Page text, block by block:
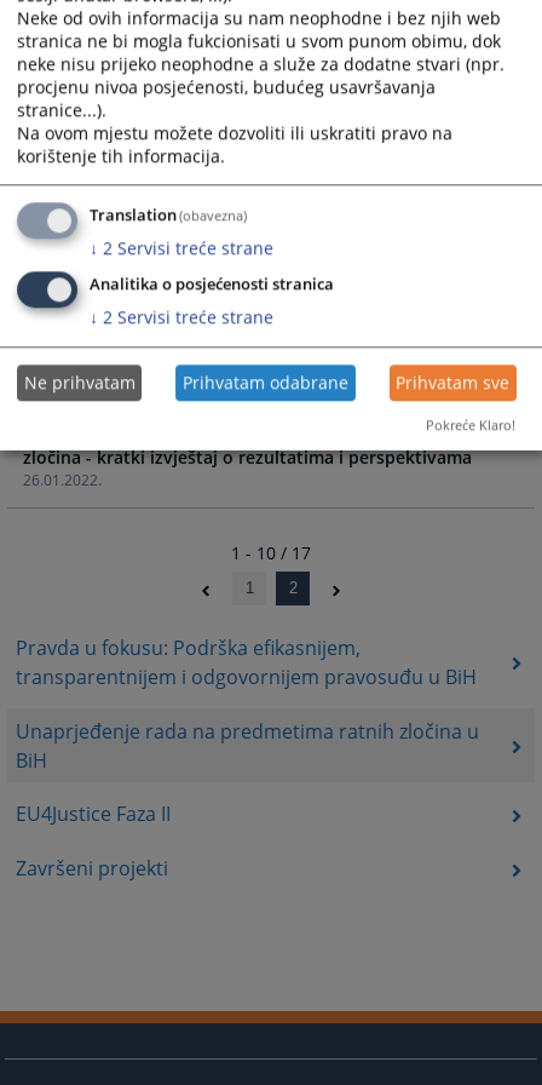
Pravda u fokusu: Podrška efikasnijem,
transparentnijem i odgovornijem pravosuđu u BiH
Unaprјeđenje rada na predmetima ratnih zločina u
BiH
EU4Justice Faza II
Završeni projekti
26.10.2022.
XV Stručno savjetovanje tužilaca u BiH, 17 – 20.10.2022.
godine - Panel II – Procesuiranje predmeta ratnih zločina u
BiH
30.05.2022.
Specijalistička online edukacija stručnog osoblja u
sudovima i tužilaštvima „Unapređenje rada na predmetima
19.05.2022.
Okrugli sto „Efikasno upravljanje sudskim postupkom u
26.01.2022.
Brošura projekta „Unapređenje rada na predmetima ratnih
zločina u BiH“ IPA 2019
/ Rezultati i učinci pravosuđa u BiH na predmetima ratnih
zločina - kratki izvještaj o rezultatima i perspektivama
1 - 10 / 17
1 2
Neke od ovih informacija su nam neophodne i bez njih web
stranica ne bi mogla fukcionisati u svom punom obimu, dok
neke nisu prijeko neophodne a služe za dodatne stvari (npr.
procjenu nivoa posjećenosti, budućeg usavršavanja
stranice...).
Na ovom mjestu možete dozvoliti ili uskratiti pravo na
korištenje tih informacija.
Translation(obavezna)
↓ 2 Servisi treće strane
Analitika o posjećenosti stranica
↓ 2 Servisi treće strane
Ne prihvatam Prihvatam odabrane Prihvatam sve
Pokreće Klaro!